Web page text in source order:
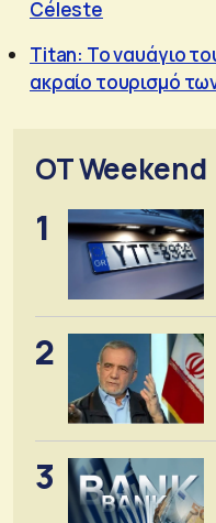
Céleste
Titan: Το ναυάγιο
ακραίο τουρισμό
OT Weekend
1
2
3